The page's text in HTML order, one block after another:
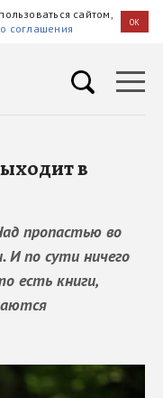
сайтом,
соглашения OK
в
пропастью во
И по сути ничего
есть книги,